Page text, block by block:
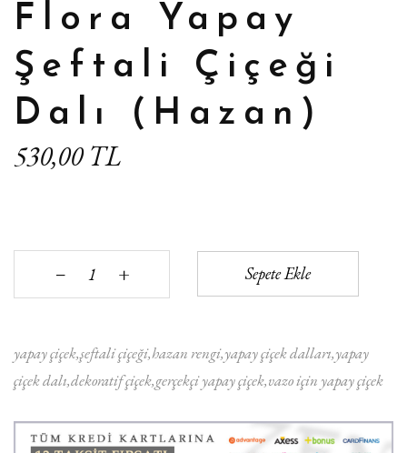
Flora Yapay
Şeftali Çiçeği
Dalı (Hazan)
530,00 TL
‒ + Sepete Ekle
yapay çiçekşeftali çiçeğihazan rengi yapay çiçek dalları yapay
çiçek dalı dekoratif çiçek gerçekçi yapay çiçek vazo için yapay çiçek